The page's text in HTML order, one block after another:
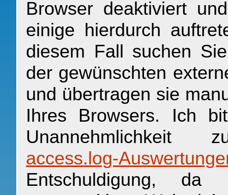
Browser deaktiviert
einige hierdurch
diesem Fall suchen
der gewünschten
und übertragen sie
Ihres Browsers. Ich
Unannehmlichkeit
access.log-
Entschuldigung,